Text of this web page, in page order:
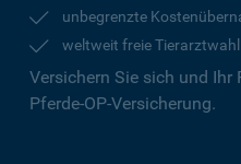
unbegrenzte
weltweit freie Tierarztwahl
Versichern Sie sich und
Pferde-OP-Versicherung.